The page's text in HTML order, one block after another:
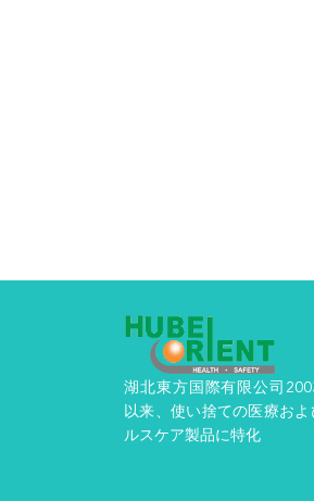
湖北東方国際有限公司
以来、使い捨ての医療およ
ルスケア製品に特化